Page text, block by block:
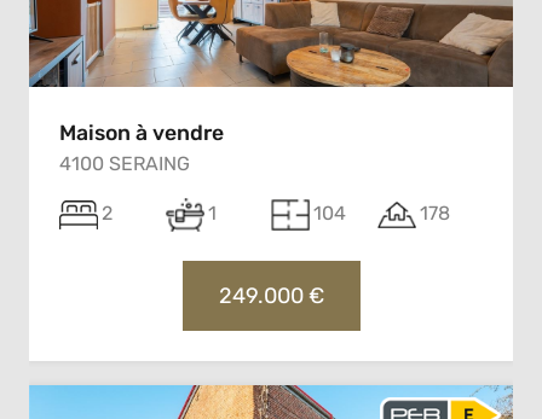
Maison à vendre
4100 SERAING
2 1 104 178
249.000 €